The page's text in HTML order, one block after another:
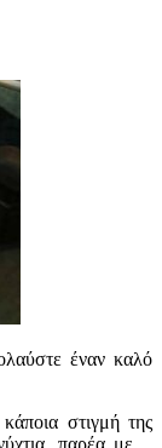
έναν καλό
στιγμή της
παρέα με…